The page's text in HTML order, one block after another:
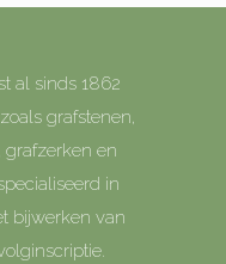
al sinds 1862
grafstenen,
en
in
bijwerken van